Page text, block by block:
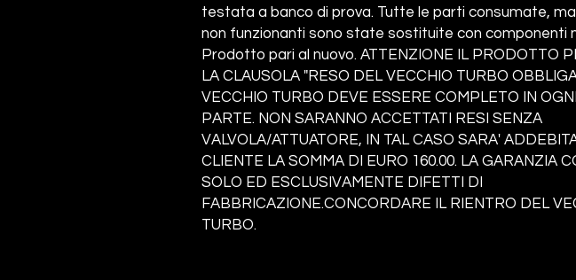
testata a banco di prova. Tutte le parti consumate,
non funzionanti sono state sostituite con componenti
Prodotto pari al nuovo. ATTENZIONE IL PRODOTTO
LA CLAUSOLA "RESO DEL VECCHIO TURBO
VECCHIO TURBO DEVE ESSERE COMPLETO IN
PARTE. NON SARANNO ACCETTATI RESI SENZA
VALVOLA/ATTUATORE, IN TAL CASO SARA'
CLIENTE LA SOMMA DI EURO 160.00. LA GARANZIA
SOLO ED ESCLUSIVAMENTE DIFETTI DI
FABBRICAZIONE.CONCORDARE IL RIENTRO DEL
TURBO.